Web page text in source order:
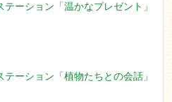
テーション「温かなプレゼント」
テーション「植物たちとの会話」